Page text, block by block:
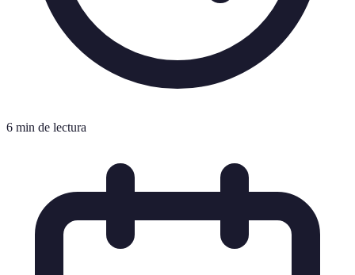
6 min de lectura